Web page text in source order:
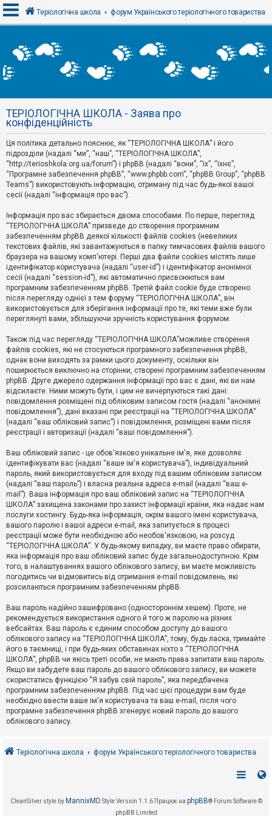
х
і
Р
е
с
т
р
а
ц
і
я
Т
е
м
и
б
е
з
в
і
д
о
і
д
е
й
А
т
и
в
е
м
и
П
о
ш
у
Д
о
м
о
г
Теріологічна школа форум Українського теріологічного товариства
ТЕРІОЛОГІЧНА ШКОЛА - Заява про
конфіденційність
Ця політика детально пояснює, як “ТЕРІОЛОГІЧНА ШКОЛА” і його
підрозділи (надалі “ми”, “наш”, “ТЕРІОЛОГІЧНА ШКОЛА”,
“http://terioshkola.org.ua/forum”) і phpBB (надалі “вони”, “їх”, “їхнє”,
“Програмне забезпечення phpBB”, “www.phpbb.com”, “phpBB Group”, “phpBB
Teams”) використовують інформацію, отриману під час будь-якої вашої
сесії (надалі “інформація про вас”).
Інформація про вас збирається двома способами. По перше, перегляд
“ТЕРІОЛОГІЧНА ШКОЛА” призведе до створення програмним
забезпеченням phpBB деякої кількості файлів cookies (невеликих
текстових файлів, які завантажуються в папку тимчасових файлів вашого
браузера на вашому комп'ютері. Перші два файли cookies містять лише
ідентифікатор користувача (надалі “user-id”) і ідентифікатор анонімної
сесії (надалі “session-id”), які автоматично присвоюються вам
програмним забезпеченням phpBB. Третій файл cookie буде створено
після перегляду однієї з тем форуму “ТЕРІОЛОГІЧНА ШКОЛА”, він
використовується для зберігання інформації про те, які теми вже були
переглянуті вами, збільшуючи зручність користування форумом.
Також під час перегляду “ТЕРІОЛОГІЧНА ШКОЛА”можливе створення
файлів cookies, які не стосуються програмного забезпечення phpBB,
однак вони виходять за рамки цього документу, оскільки він
поширюється виключно на сторінки, створені програмним забезпеченням
phpBB. Друге джерело одержання інформації про вас є дані, які ви нам
відсилаєте. Ними можуть бути, і цим не вичерпуються такі дані:
повідомлення розміщені під обліковим записом гостя (надалі “анонімні
повідомлення”), дані вказані при реєстрації на “ТЕРІОЛОГІЧНА ШКОЛА”
(надалі “ваш обліковий запис”) і повідомлення, розміщені вами після
реєстрації і авторизації (надалі “ваші повідомлення”).
Ваш обліковий запис - це обов'язково унікальне ім'я, яке дозволяє
ідентифікувати вас (надалі “ваше ім'я користувача”), індивідуальний
пароль, який використовується для входу під вашим обліковим записом
(надалі “ваш пароль”) і власна реальна адреса e-mail (надалі “ваш e-
mail”). Ваша інформація про ваш обліковий запис на “ТЕРІОЛОГІЧНА
ШКОЛА” захищена законами про захист інформації країни, яка надає нам
послуги хостингу. Будь-яка інформація, окрім вашого імені користувача,
вашого паролю і вашої адреси e-mail, яка запитується в процесі
реєстрації може бути необхідною або необов'язковою, на розсуд
“ТЕРІОЛОГІЧНА ШКОЛА”. У будь-якому випадку, ви маєте право обирати,
яка інформація про ваш обліковий запис буде загальнодоступною. Крім
того, в налаштуваннях вашого облікового запису, ви маєте можливість
погодитись чи відмовитись від отримання e-mail повідомлень, які
розсилаються програмним забезпеченням phpBB.
Ваш пароль надійно зашифровано (одностороннім хешем). Проте, не
рекомендується використання одного й того ж паролю на різних
вебсайтах. Ваш пароль є єдиним способом доступу до вашого
облікового запису на “ТЕРІОЛОГІЧНА ШКОЛА”, тому, будь ласка, тримайте
його в таємниці, і при будь-яких обставинах ніхто з “ТЕРІОЛОГІЧНА
ШКОЛА”, phpBB чи якісь треті особи, не мають права запитати ваш пароль.
Якщо ви забудете ваш пароль до вашого облікового запису, ви можете
скористатись функцією “Я забув свій пароль”, яка передбачена
програмним забезпеченням phpBB. Під час цієї процедури вам буде
необхідно ввести ваше ім'я користувача та ваш e-mail, після чого
програмне забезпечення phpBB згенерує новий пароль до вашого
облікового запису.
Теріологічна школа форум Українського теріологічного товариства
CleanSilver style by MannixMD Style Version 1.1.6 Працює на phpBB® Forum Software ©
phpBB Limited